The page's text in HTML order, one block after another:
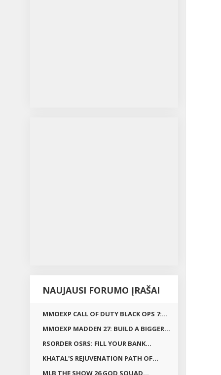
NAUJAUSI FORUMO ĮRAŠAI
MMOEXP CALL OF DUTY BLACK OPS 7:...
MMOEXP MADDEN 27: BUILD A BIGGER...
RSORDER OSRS: FILL YOUR BANK...
KHATAL'S REJUVENATION PATH OF...
MLB THE SHOW 26 GOD SQUAD...